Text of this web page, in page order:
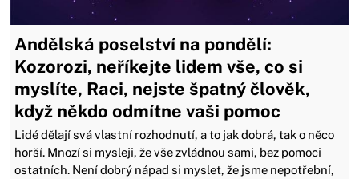
Andělská poselství na pondělí:
Kozorozi, neříkejte lidem vše, co si
myslíte, Raci, nejste špatný člověk,
když někdo odmítne vaši pomoc
Lidé dělají svá vlastní rozhodnutí, a to jak dobrá, tak o něco
horší. Mnozí si mysleji, že vše zvládnou sami, bez pomoci
ostatních. Není dobrý nápad si myslet, že jsme nepotřební,